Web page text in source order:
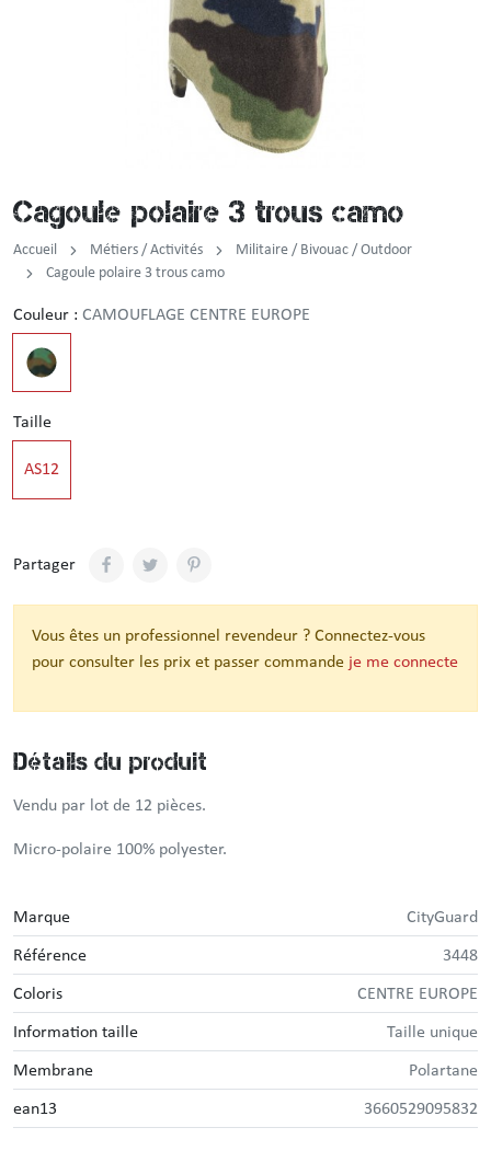
Cagoule polaire 3 trous camo
Accueil Métiers / Activités
Militaire / Bivouac / Outdoor
Cagoule polaire 3 trous camo
Couleur : CAMOUFLAGE CENTRE EUROPE
Taille
AS12
Partager
Vous êtes un professionnel revendeur ? Connectez-vous
pour consulter les prix et passer commande je me connecte
Détails du produit
Vendu par lot de 12 pièces.
Micro-polaire 100% polyester.
Marque CityGuard
Référence 3448
Coloris CENTRE EUROPE
Information taille Taille unique
Membrane Polartane
ean13 3660529095832
Gilet
Chemise F1
Veste
Pull / Sweat-shirt
Brassard / Chèche / Guêtre